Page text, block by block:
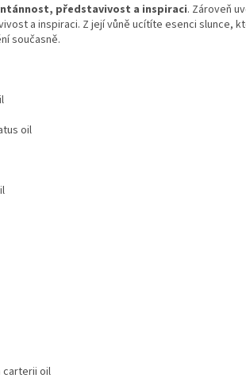
představivost a inspiraci. Zároveň
a inspiraci. Z její vůně ucítíte esenci slunce,
současně.
oil
carterii oil